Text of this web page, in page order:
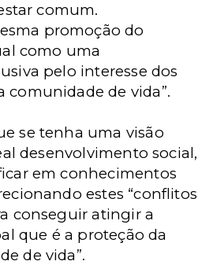
comum.
promoção do
como uma
pelo interesse dos
comunidade de vida”.
se tenha uma visão
desenvolvimento social,
em conhecimentos
estes “conflitos
conseguir atingir a
que é a proteção da
de vida”.